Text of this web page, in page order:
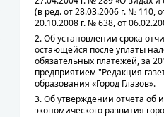
(в ред. от 28.03.2006 г. № 110,
20.10.2008 г. № 638, от
2. Об установлении срока
остающейся после уплаты
обязательных платежей, за
предприятием "Редакция
образования «Город Глазов».
3. Об утверждении отчета
экономического развития